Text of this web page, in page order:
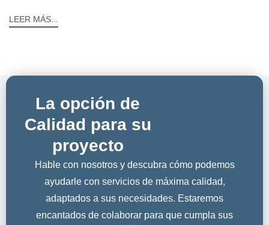
LEER MÁS...
La opción de
Calidad para su
proyecto
Hable con nosotros y descubra cómo podemos
ayudarle con servicios de máxima calidad,
adaptados a sus necesidades. Estaremos
encantados de colaborar para que cumpla sus